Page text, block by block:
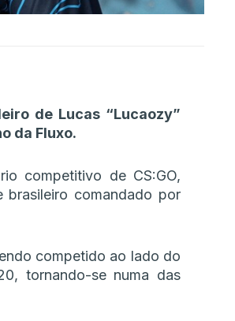
de Lucas “Lucaozy”
da Fluxo.
competitivo de CS:GO,
brasileiro comandado por
competido ao lado do
tornando-se numa das